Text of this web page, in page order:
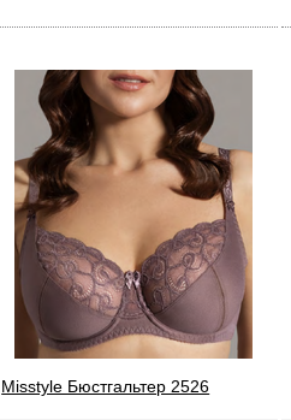
Misstyle Бюстгальтер 2526